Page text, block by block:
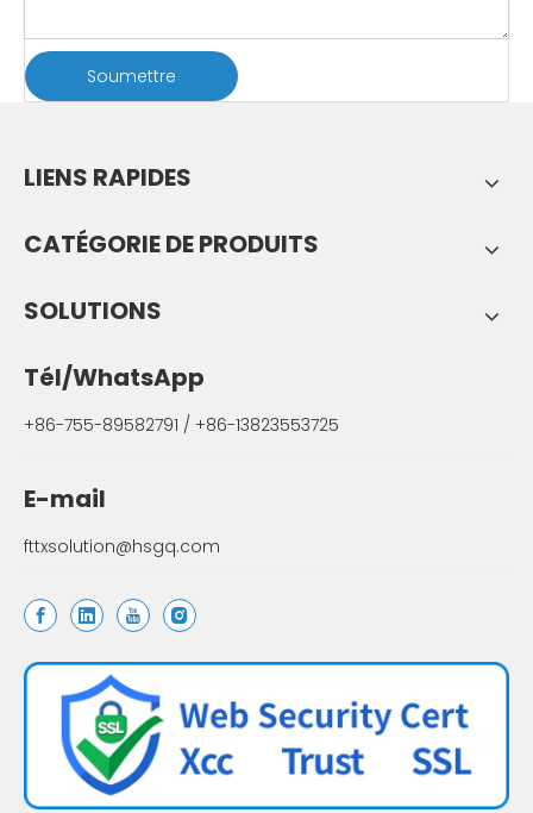
Soumettre
LIENS RAPIDES
CATÉGORIE DE PRODUITS
SOLUTIONS
Tél/WhatsApp
+86-755-89582791 / +86-13823553725
E-mail
fttxsolution@hsgq.com